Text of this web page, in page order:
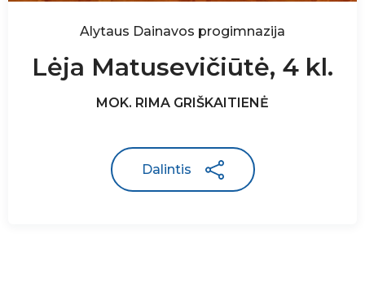
Alytaus Dainavos progimnazija
Lėja Matusevičiūtė, 4 kl.
MOK. RIMA GRIŠKAITIENĖ
Dalintis